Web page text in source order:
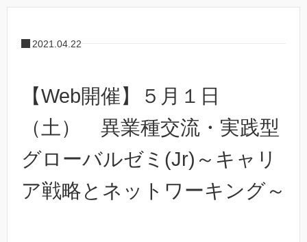
2021.04.22
【Web開催】５月１日
（土） 異業種交流・実践型
グローバルゼミ(Jr)～キャリ
ア戦略とネットワーキング～